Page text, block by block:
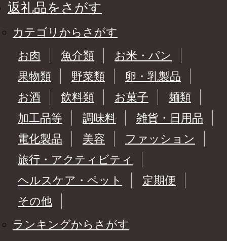
返礼品をさがす
カテゴリからさがす
お肉
魚介類
お米・パン
果物類
野菜類
卵・乳製品
お酒
飲料類 お菓子
麺類
加工品等
調味料
雑貨・日用品
電化製品
美容
ファッション
旅行・アクティビティ
ヘルスケア・ペット
定期便
その他
ランキングからさがす